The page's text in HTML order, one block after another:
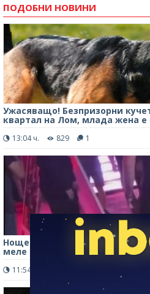
ПОДОБНИ НОВИНИ
Ужасяващо! Безпризорни
квартал на Лом, млада жена е
13:04 ч. 829 1
Нощен екшън: Ломчанин е със
меле пред дискотека, МВР
11:54 ч.